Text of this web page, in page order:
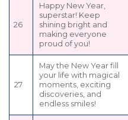
26
Happy New Year,
superstar! Keep
shining bright and
making everyone
proud of you!
27
May the New Year fill
your life with magical
moments, exciting
discoveries, and
endless smiles!